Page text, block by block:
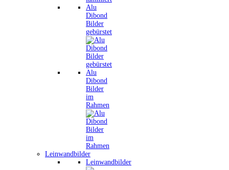
Alu
Dibond
Bilder
gebürstet
Alu
Dibond
Bilder
im
Rahmen
Leinwandbilder
Leinwandbilder